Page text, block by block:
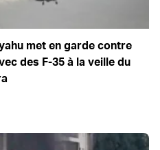
met en garde contre
des F-35 à la veille du